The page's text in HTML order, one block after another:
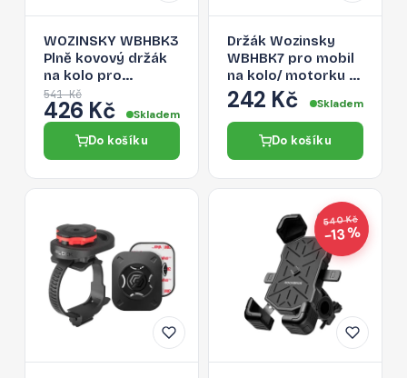
WOZINSKY WBHBK3
Plně kovový držák
na kolo pro
telefony 4,7-6,8",
černý
541 Kč
426 Kč Skladem
Do košíku
Držák Wozinsky
WBHBK7 pro mobil
na kolo/ motorku -
černý
242 Kč Skladem
Do košíku
540 Kč
−13 %